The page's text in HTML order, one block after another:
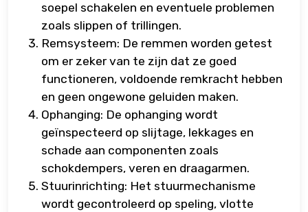
soepel schakelen en eventuele problemen
zoals slippen of trillingen.
Remsysteem: De remmen worden getest
om er zeker van te zijn dat ze goed
functioneren, voldoende remkracht hebben
en geen ongewone geluiden maken.
Ophanging: De ophanging wordt
geïnspecteerd op slijtage, lekkages en
schade aan componenten zoals
schokdempers, veren en draagarmen.
Stuurinrichting: Het stuurmechanisme
wordt gecontroleerd op speling, vlotte